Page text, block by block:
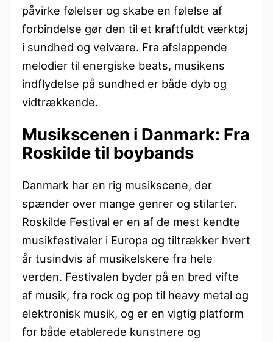
påvirke følelser og skabe en følelse af
forbindelse gør den til et kraftfuldt værktøj
i sundhed og velvære. Fra afslappende
melodier til energiske beats, musikens
indflydelse på sundhed er både dyb og
vidtrækkende.
Musikscenen i Danmark: Fra
Roskilde til boybands
Danmark har en rig musikscene, der
spænder over mange genrer og stilarter.
Roskilde Festival er en af de mest kendte
musikfestivaler i Europa og tiltrækker hvert
år tusindvis af musikelskere fra hele
verden. Festivalen byder på en bred vifte
af musik, fra rock og pop til heavy metal og
elektronisk musik, og er en vigtig platform
for både etablerede kunstnere og